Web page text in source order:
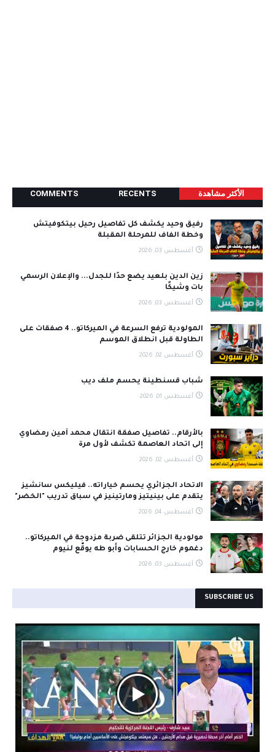
الأكثر مشاھدة RECENTS
COMMENTS
رفيق وحيد يكشف كل تفاصيل رحيل بيتكوفيتش
وخطة الفاف للمرحلة المقبلة
أغسطس 03, 2026
زين الدين بلعيد يضع حدًا للجدل... والإعلان الرسمي
بات وشيكًا
أغسطس 03, 2026
المولودية ترفع السرعة في الميركاتو.. 4 صفقات على
الطاولة قبل انطلاق الموسم
أغسطس 02, 2026
شباب قسنطينة يحسم ملف ديب
أغسطس 01, 2026
بالأرقام.. تفاصيل صفقة انتقال محمد أمين رمضاوي
إلى اتحاد العاصمة تكشف لأول مرة
أغسطس 02, 2026
الاتحاد الجزائري يحسم خياراته.. فيليكس سانشيز
يتقدم على بينيتيز ومارتينيز في سباق تدريب "الخضر"
أغسطس 04, 2026
مولودية الجزائر تتلقى ضربة مزدوجة في الميركاتو..
دغموم خارج الحسابات وأبو طه يوقّع لنيوم
أغسطس 03, 2026
SUBSCRIBE US